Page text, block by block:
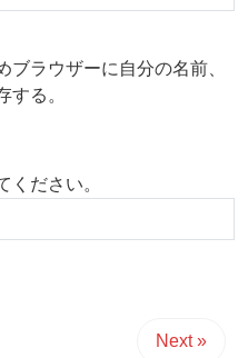
ラウザーに自分の名前、
する。
ください。
Next »